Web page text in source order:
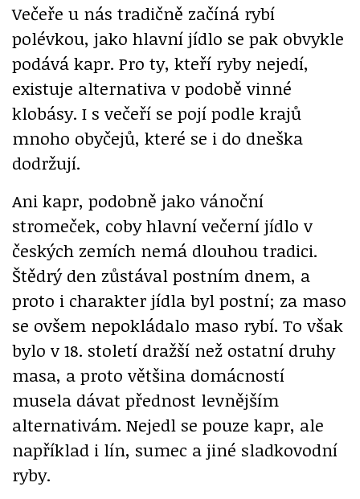
Večeře u nás tradičně začíná rybí
polévkou, jako hlavní jídlo se pak obvykle
podává kapr. Pro ty, kteří ryby nejedí,
existuje alternativa v podobě vinné
klobásy. I s večeří se pojí podle krajů
mnoho obyčejů, které se i do dneška
dodržují.
Ani kapr, podobně jako vánoční
stromeček, coby hlavní večerní jídlo v
českých zemích nemá dlouhou tradici.
Štědrý den zůstával postním dnem, a
proto i charakter jídla byl postní; za maso
se ovšem nepokládalo maso rybí. To však
bylo v 18. století dražší než ostatní druhy
masa, a proto většina domácností
musela dávat přednost levnějším
alternativám. Nejedl se pouze kapr, ale
například i lín, sumec a jiné sladkovodní
ryby.